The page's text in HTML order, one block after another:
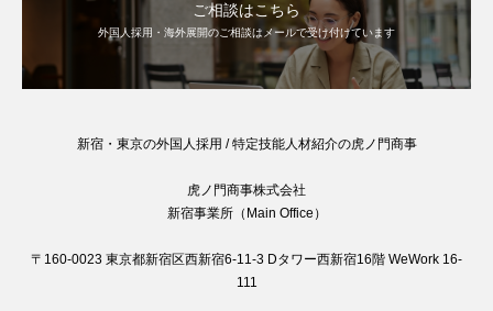
ご相談はこちら
外国人採用・海外展開のご相談はメールで受け付けています
新宿・東京の外国人採用 / 特定技能人材紹介の虎ノ門商事
虎ノ門商事株式会社
新宿事業所（Main Office）
〒160-0023 東京都新宿区西新宿6-11-3 Dタワー西新宿16階 WeWork 16-
111